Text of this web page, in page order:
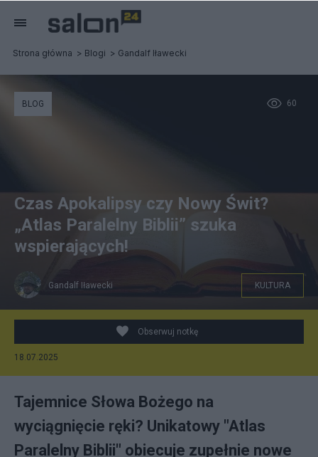
Strona główna Blogi Gandalf Iławecki
objawienie365.blogspot.com
60
BLOG
Czas Apokalipsy czy Nowy Świt?
„Atlas Paralelny Biblii” szuka
wspierających!
Gandalf Iławecki KULTURA
Obserwuj notkę
18.07.2025
Tajemnice Słowa Bożego na
wyciągnięcie ręki? Unikatowy "Atlas
Paralelny Biblii" obiecuje zupełnie nowe